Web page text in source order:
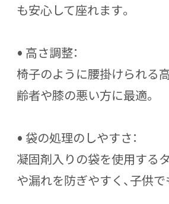
も安心して座れます。
• 高さ調整：
椅子のように腰掛けられる
齢者や膝の悪い方に最適。
• 袋の処理のしやすさ：
凝固剤入りの袋を使用する
や漏れを防ぎやすく、子供で